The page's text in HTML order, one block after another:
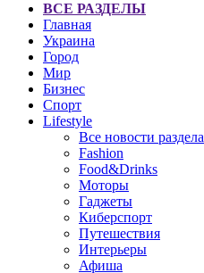
ВСЕ РАЗДЕЛЫ
Главная
Украина
Город
Мир
Бизнес
Спорт
Lifestyle
Все новости раздела
Fashion
Food&Drinks
Моторы
Гаджеты
Киберспорт
Путешествия
Интерьеры
Афиша